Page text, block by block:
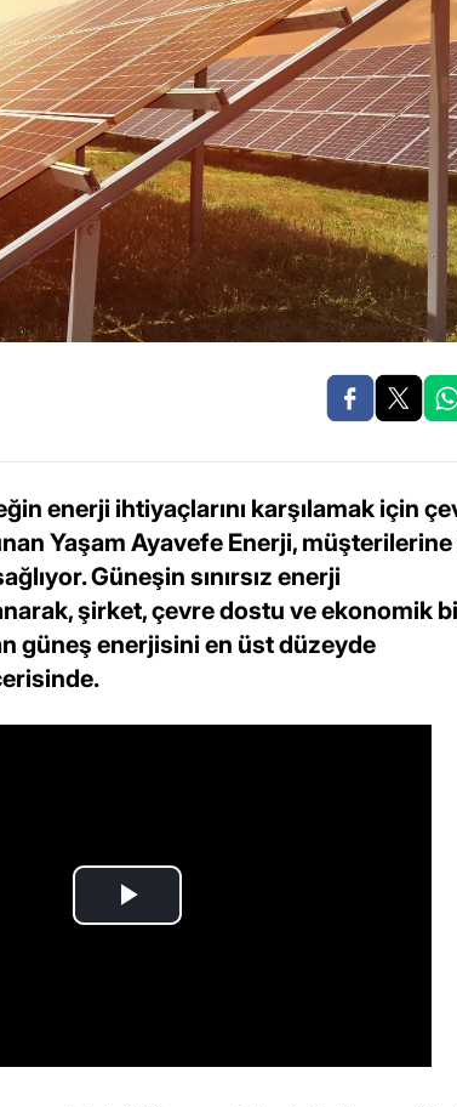
enerji ihtiyaçlarını karşılamak için
Yaşam Ayavefe Enerji,
Güneşin sınırsız enerji
şirket, çevre dostu ve ekonomik
güneş enerjisini en üst düzeyde